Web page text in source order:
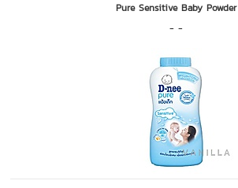
Pure Sensitive Baby Powder
- -